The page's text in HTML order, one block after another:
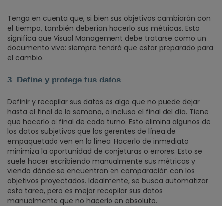
Tenga en cuenta que, si bien sus objetivos cambiarán con
el tiempo, también deberían hacerlo sus métricas. Esto
significa que Visual Management debe tratarse como un
documento vivo: siempre tendrá que estar preparado para
el cambio.
3. Define y protege tus datos
Definir y recopilar sus datos es algo que no puede dejar
hasta el final de la semana, o incluso el final del día. Tiene
que hacerlo al final de cada turno. Esto elimina algunos de
los datos subjetivos que los gerentes de línea de
empaquetado ven en la línea. Hacerlo de inmediato
minimiza la oportunidad de conjeturas o errores. Esto se
suele hacer escribiendo manualmente sus métricas y
viendo dónde se encuentran en comparación con los
objetivos proyectados. Idealmente, se busca automatizar
esta tarea, pero es mejor recopilar sus datos
manualmente que no hacerlo en absoluto.